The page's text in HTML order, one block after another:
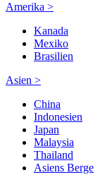
Amerika >
Kanada
Mexiko
Brasilien
Asien >
China
Indonesien
Japan
Malaysia
Thailand
Asiens Berge